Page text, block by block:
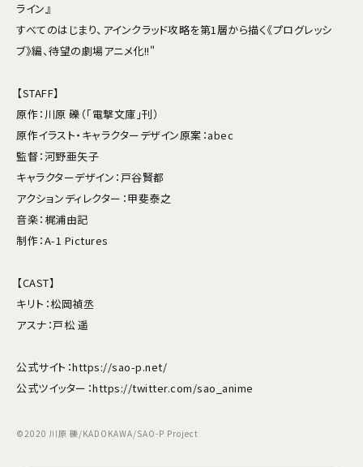
ライン』
すべてのはじまり、アインクラッド攻略を第1層から描く《プログレッシ
ブ》編、待望の劇場アニメ化!!"
【STAFF】
原作：川原 礫（「電撃文庫」刊）
原作イラスト・キャラクターデザイン原案：abec
監督：河野亜矢子
キャラクターデザイン：戸谷賢都
アクションディレクター：甲斐泰之
音楽：梶浦由記
制作：A-1 Pictures
【CAST】
キリト：松岡禎丞
アスナ：戸松 遥
公式サイト：https://sao-p.net/
公式ツイッター：https://twitter.com/sao_anime
©2020 川原 礫/KADOKAWA/SAO-P Project